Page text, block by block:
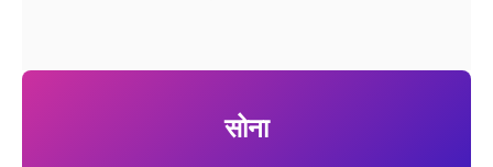
सोना